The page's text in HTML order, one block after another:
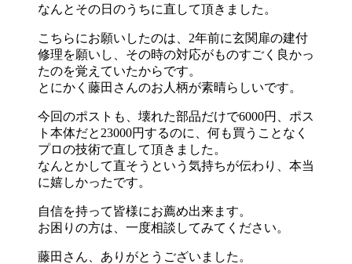
なんとその日のうちに直して頂きました。
こちらにお願いしたのは、2年前に玄関扉の建付
修理を願いし、その時の対応がものすごく良かっ
たのを覚えていたからです。
とにかく藤田さんのお人柄が素晴らしいです。
今回のポストも、壊れた部品だけで6000円、ポス
ト本体だと23000円するのに、何も買うことなく
プロの技術で直して頂きました。
なんとかして直そうという気持ちが伝わり、本当
に嬉しかったです。
自信を持って皆様にお薦め出来ます。
お困りの方は、一度相談してみてください。
藤田さん、ありがとうございました。